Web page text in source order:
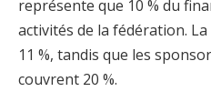
représente que 10 % du
activités de la fédération. La
11 %, tandis que les
couvrent 20 %.